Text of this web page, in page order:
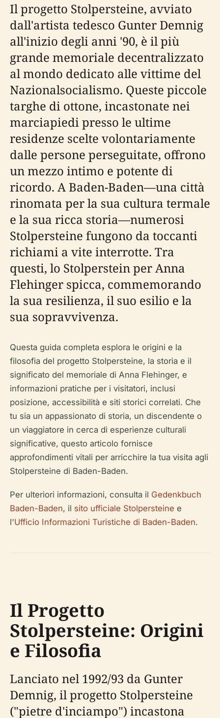
Il progetto Stolpersteine, avviato
dall'artista tedesco Gunter Demnig
all'inizio degli anni '90, è il più
grande memoriale decentralizzato
al mondo dedicato alle vittime del
Nazionalsocialismo. Queste piccole
targhe di ottone, incastonate nei
marciapiedi presso le ultime
residenze scelte volontariamente
dalle persone perseguitate, offrono
un mezzo intimo e potente di
ricordo. A Baden-Baden—una città
rinomata per la sua cultura termale
e la sua ricca storia—numerosi
Stolpersteine fungono da toccanti
richiami a vite interrotte. Tra
questi, lo Stolperstein per Anna
Flehinger spicca, commemorando
la sua resilienza, il suo esilio e la
sua sopravvivenza.
Questa guida completa esplora le origini e la
filosofia del progetto Stolpersteine, la storia e il
significato del memoriale di Anna Flehinger, e
informazioni pratiche per i visitatori, inclusi
posizione, accessibilità e siti storici correlati. Che
tu sia un appassionato di storia, un discendente o
un viaggiatore in cerca di esperienze culturali
significative, questo articolo fornisce
approfondimenti vitali per arricchire la tua visita agli
Stolpersteine di Baden-Baden.
Per ulteriori informazioni, consulta il Gedenkbuch
Baden-Baden, il sito ufficiale Stolpersteine e
l'Ufficio Informazioni Turistiche di Baden-Baden.
Il Progetto
Stolpersteine: Origini
e Filosofia
Lanciato nel 1992/93 da Gunter
Demnig, il progetto Stolpersteine
("pietre d'inciampo") incastona